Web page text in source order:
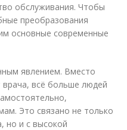
обслуживания. Чтобы
преобразования
основные современные
явлением. Вместо
всё больше людей
Это связано не только
но и с высокой